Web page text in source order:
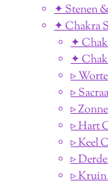
✦ Stenen
✦ Chakra
✦
✦
▹
▹
▹
▹ Hart
▹ Keel
▹
▹ Kruin